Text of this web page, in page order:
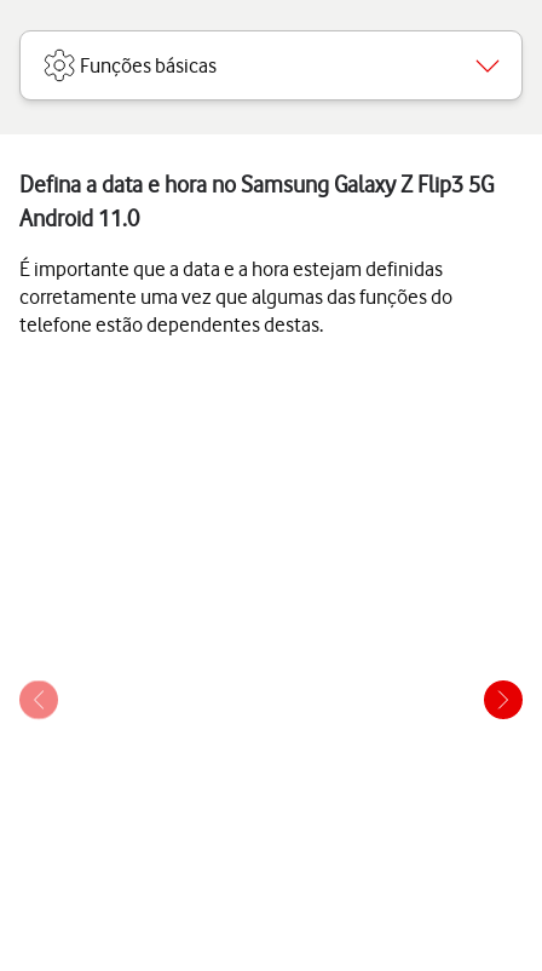
Funções básicas
Defina a data e hora no Samsung Galaxy Z Flip3 5G
Android 11.0
É importante que a data e a hora estejam definidas
corretamente uma vez que algumas das funções do
telefone estão dependentes destas.